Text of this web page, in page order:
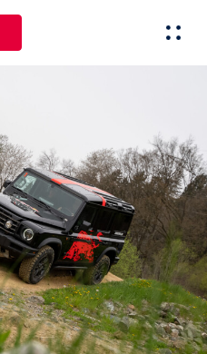
Alle anzeigen